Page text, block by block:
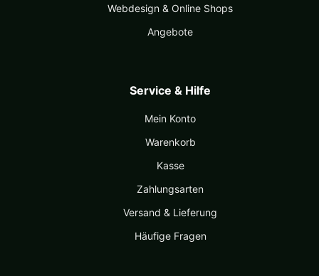
Webdesign & Online Shops
Angebote
Service & Hilfe
Mein Konto
Warenkorb
Kasse
Zahlungsarten
Versand & Lieferung
Häufige Fragen